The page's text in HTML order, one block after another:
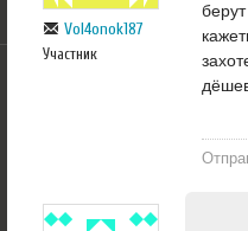
Vol4onok187
Участник